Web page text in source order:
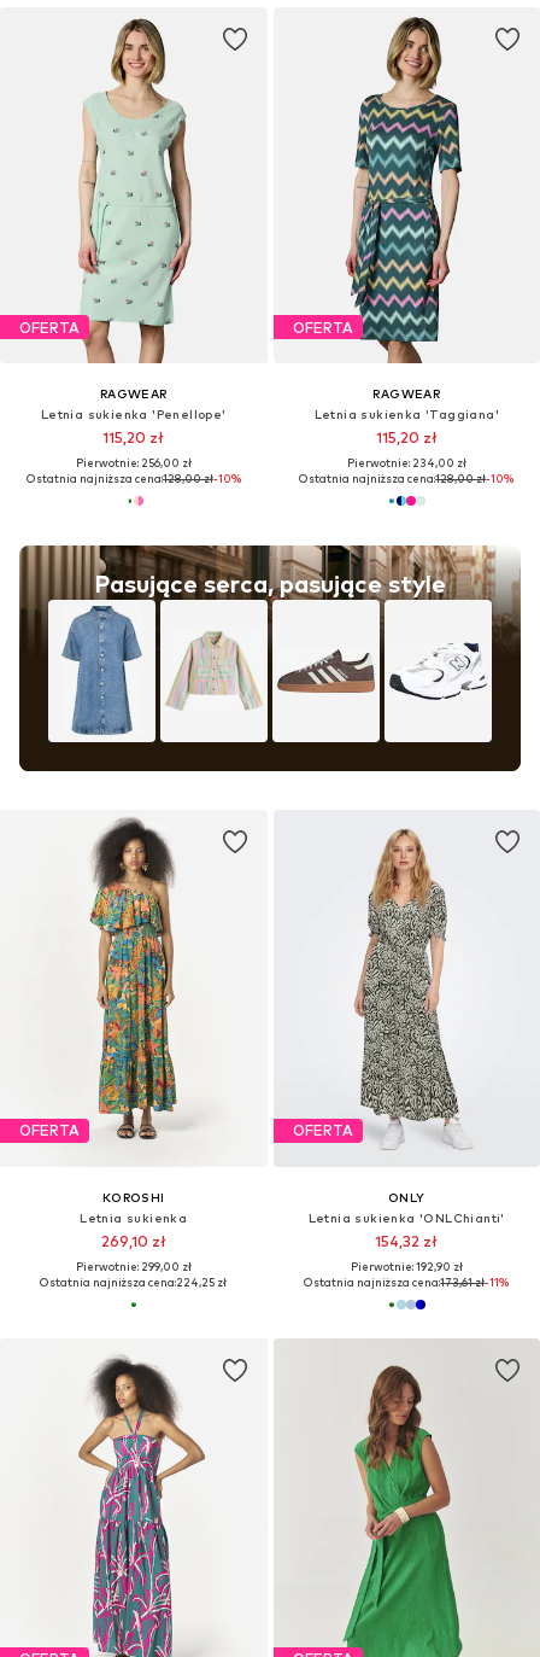
OFERTA
RAGWEAR
Letnia sukienka 'Penellope'
115,20 zł
Pierwotnie: 256,00 zł
Ostatnia najniższa cena:128,00 zł-10%
Pasujące serca, pasujące style
OFERTA
RAGWEAR
Letnia sukienka 'Taggiana'
115,20 zł
Pierwotnie: 234,00 zł
Ostatnia najniższa cena:128,00 zł-10%
OFERTA
KOROSHI
Letnia sukienka
269,10 zł
Pierwotnie: 299,00 zł
Ostatnia najniższa cena:224,25 zł
OFERTA
ONLY
Letnia sukienka 'ONLChianti'
154,32 zł
Pierwotnie: 192,90 zł
Ostatnia najniższa cena:173,61 zł-11%